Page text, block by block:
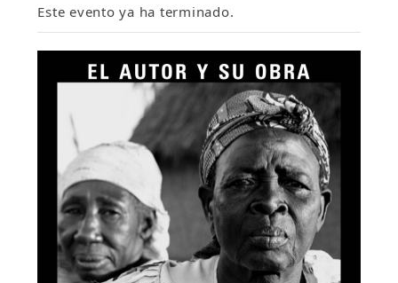
Este evento ya ha terminado.